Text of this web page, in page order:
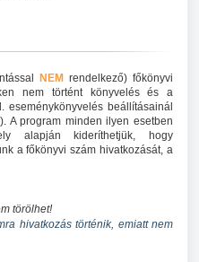
NEM rendelkező) főkönyvi
nem történt könyvelés és a
eseménykönyvelés beállításainál
A program minden ilyen esetben
alapján kideríthetjük, hogy
a főkönyvi szám hivatkozását, a
törölhet!
hivatkozás történik, emiatt nem